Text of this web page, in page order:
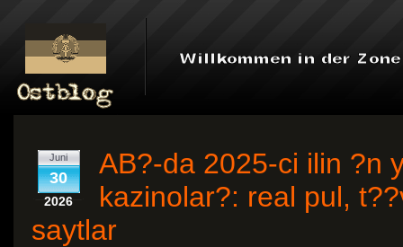
Juni
30
2026
AB?-da 2025-ci ilin ?n
kazinolar?: real pul,
saytlar